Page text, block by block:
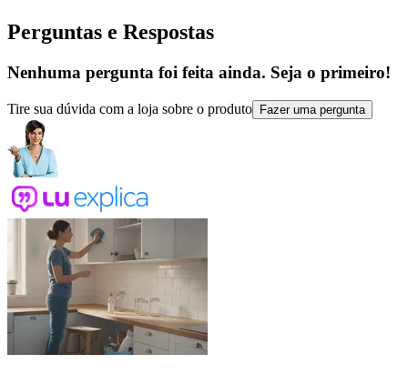
Perguntas e Respostas
Nenhuma pergunta foi feita ainda. Seja o primeiro!
Tire sua dúvida com a loja sobre o produto Fazer uma pergunta